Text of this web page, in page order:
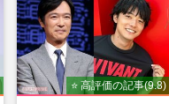
⭐ 高評価の記事(9.8)